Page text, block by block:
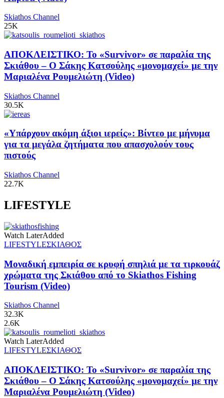
Skiathos Channel
25K
ΑΠΟΚΛΕΙΣΤΙΚΟ: Το «Survivor» σε παραλία της
Σκιάθου – Ο Σάκης Κατσούλης «μονομαχεί» με την
Μαριαλένα Ρουμελιώτη (Video)
Skiathos Channel
30.5K
«Υπάρχουν ακόμη άξιοι ιερείς»: Βίντεο με μήνυμα
για τα μεγάλα ζητήματα που απασχολούν τους
πιστούς
Skiathos Channel
22.7K
LIFESTYLE
Watch LaterAdded
LIFESTYLEΣΚΙΑΘΟΣ
Μοναδική εμπειρία σε κρυφή σπηλιά με τα τιρκουάζ
χρώματα της Σκιάθου από το Skiathos Fishing
Tourism (Video)
Skiathos Channel
32.3K
2.6K
Watch LaterAdded
LIFESTYLEΣΚΙΑΘΟΣ
ΑΠΟΚΛΕΙΣΤΙΚΟ: Το «Survivor» σε παραλία της
Σκιάθου – Ο Σάκης Κατσούλης «μονομαχεί» με την
Μαριαλένα Ρουμελιώτη (Video)